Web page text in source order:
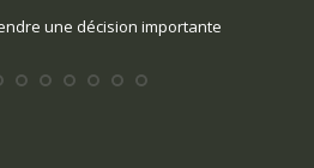
Vous voulez trouver votre voix